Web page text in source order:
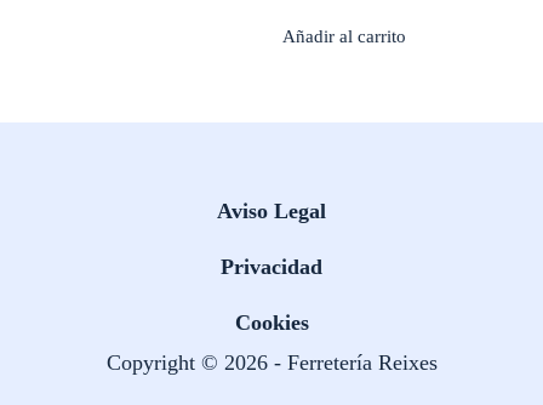
Añadir al carrito
Aviso Legal
Privacidad
Cookies
Copyright © 2026 - Ferretería Reixes